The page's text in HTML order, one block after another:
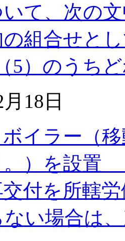
いて、次の
組合せと
5）のうち
18日
イラー（
。）を設
付を所轄
い場合は